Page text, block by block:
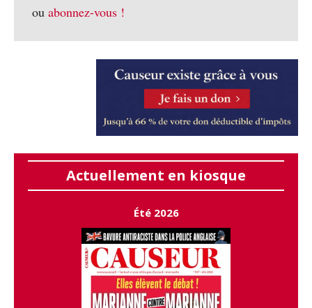
ou abonnez-vous !
Actuellement en kiosque
Été 2026